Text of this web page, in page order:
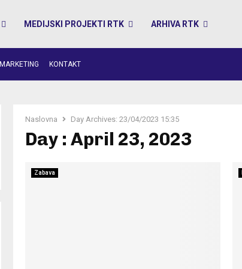
MEDIJSKI PROJEKTI RTK ARHIVA RTK
MARKETING KONTAKT
Naslovna Day Archives: 23/04/2023 15:35
Day : April 23, 2023
Zabava